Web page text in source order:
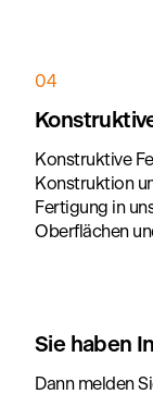
04
Konstruktive
Konstruktion
Fertigung in
Oberflächen
Sie haben
Dann melden